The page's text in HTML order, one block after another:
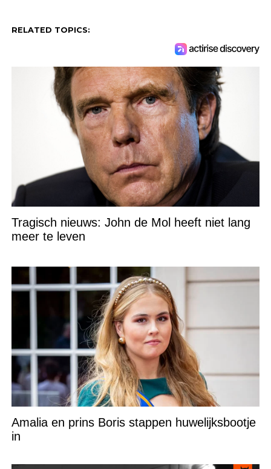
RELATED TOPICS:
Tragisch nieuws: John de Mol heeft niet lang
meer te leven
Amalia en prins Boris stappen huwelijksbootje
in